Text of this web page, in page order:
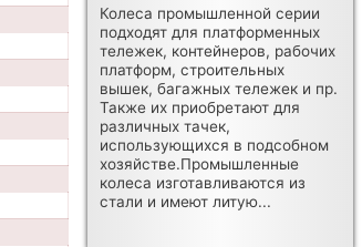
Колеса промышленной серии
подходят для платформенных
тележек, контейнеров, рабочих
платформ, строительных
вышек, багажных тележек и пр.
Также их приобретают для
различных тачек,
использующихся в подсобном
хозяйстве.Промышленные
колеса изготавливаются из
стали и имеют литую...